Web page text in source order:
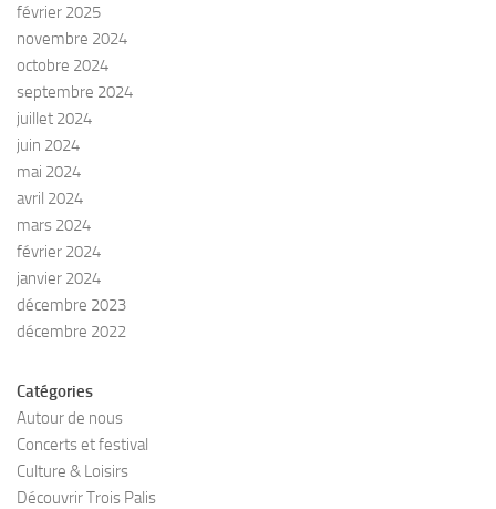
février 2025
novembre 2024
octobre 2024
septembre 2024
juillet 2024
juin 2024
mai 2024
avril 2024
mars 2024
février 2024
janvier 2024
décembre 2023
décembre 2022
Catégories
Autour de nous
Concerts et festival
Culture & Loisirs
Découvrir Trois Palis